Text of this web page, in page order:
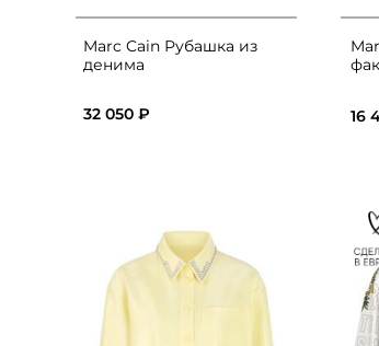
Marc Cain Рубашка из
денима
32 050 ₽ 16